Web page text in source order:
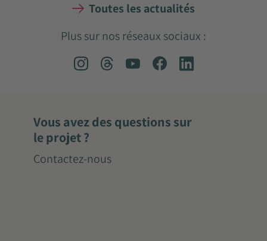
Toutes les actualités
Plus sur nos réseaux sociaux :
Vous avez des questions sur
le projet ?
Contactez-nous